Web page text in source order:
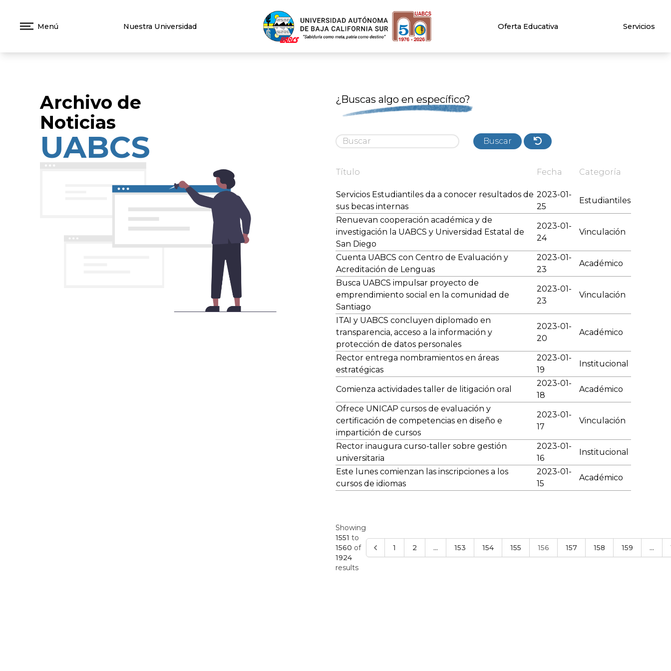
Menú Nuestra Universidad Oferta Educativa Servicios
Archivo de
Noticias
UABCS
¿Buscas algo en específico?
Buscar
Título Fecha Categoría
Servicios Estudiantiles da a conocer resultados de
sus becas internas
2023-01-
25
Estudiantiles
Renuevan cooperación académica y de
investigación la UABCS y Universidad Estatal de
San Diego
2023-01-
24
Vinculación
Cuenta UABCS con Centro de Evaluación y
Acreditación de Lenguas
2023-01-
23
Académico
Busca UABCS impulsar proyecto de
emprendimiento social en la comunidad de
Santiago
2023-01-
23
Vinculación
ITAI y UABCS concluyen diplomado en
transparencia, acceso a la información y
protección de datos personales
2023-01-
20
Académico
Rector entrega nombramientos en áreas
estratégicas
2023-01-
19
Institucional
Comienza actividades taller de litigación oral
2023-01-
18
Académico
Ofrece UNICAP cursos de evaluación y
certificación de competencias en diseño e
impartición de cursos
2023-01-
17
Vinculación
Rector inaugura curso-taller sobre gestión
universitaria
2023-01-
16
Institucional
Este lunes comienzan las inscripciones a los
cursos de idiomas
2023-01-
15
Académico
Showing
1551 to
1560 of
1924
results
1 2 ... 153 154 155 156 157 158 159 ...